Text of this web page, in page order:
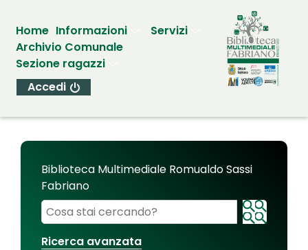
Home Informazioni
Servizi
Archivio Comunale
Sezione ragazzi
Accedi
Biblioteca Multimediale Romualdo Sassi
Fabriano
Cerca su "Biblioteca Multimediale Romualdo
Ricerca avanzata